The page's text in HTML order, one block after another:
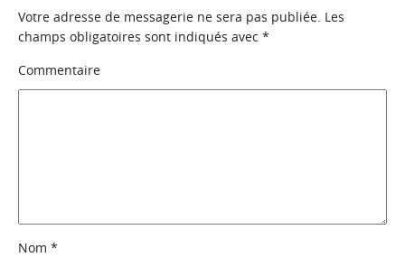
Votre adresse de messagerie ne sera pas publiée. Les
champs obligatoires sont indiqués avec *
Commentaire
Nom *